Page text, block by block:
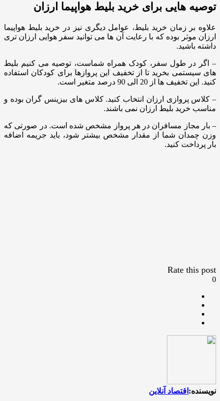
توصیه هایی برای خرید بلیط هواپیما ارزان
علاوه بر زمان خرید بلیط، عوامل دیگری نیز در خرید بلیط هواپیما
ارزان موثر بوده که با رعایت آن ها می توانید سفر هوایی ارزان تری
داشته باشید.
– اگر در طول سفر، کودک همراه شماست، توصیه می کنیم بلیط
های سیستمی بخرید تا از تخفیف این پروازها برای کودکان استفاده
کنید. این تخفیف ها از 20 الی 90 درصد متغیر است.
– کلاس پروازی ارزان انتخاب کنید. کلاس های بیزینس گران بوده و
مناسب خرید بلیط ارزان نمی باشند.
– بار مجاز مسافران در هر پرواز مشخص شده است. در صورتی که
وزن چمدان شما از مقدار مشخص بیشتر شود، باید جریمه اضافه
بار پرداخت کنید.
Rate this post
0
نویسنده: اقتصاد آنلاین